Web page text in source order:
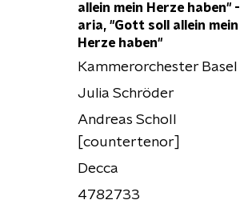
allein mein Herze haben" -
aria, "Gott soll allein mein
Herze haben"
Kammerorchester Basel
Julia Schröder
Andreas Scholl
[countertenor]
Decca
4782733